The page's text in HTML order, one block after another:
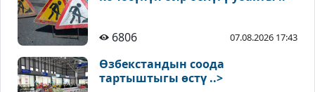
6806 07.08.2026 17:43
Өзбекстандын соода
тартыштыгы өстү ..>